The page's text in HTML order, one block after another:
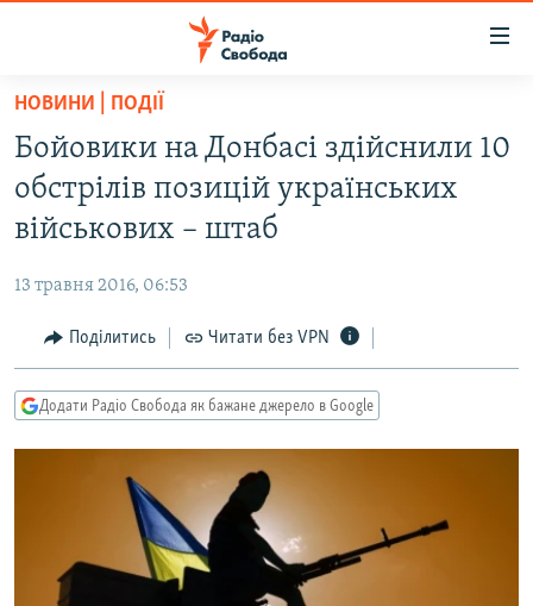
Перейти
основного
матеріалу
Перейти
до
основної
навігації
Перейти
до
пошуку
РАДІО СВОБОДА – 70 РОКІВ
ВСЕ ЗА ДОБУ
СТАТТІ
ЕКОНОМІКА
СУСПІЛЬСТВО
РОСІЙСЬКА «ФІЛЬТРАЦІЯ»
ДОНБАС.РЕАЛІЇ
ТИ ЯК?
КИТАЙ.ВИКЛИКИ
МУЛЬТИМЕДІА
ФОТО
НОВИНИ | ПОДІЇ
Бойовики на Донбасі здійснили 10
обстрілів позицій українських
військових – штаб
13 травня 2016, 06:53
Поділитись Читати без VPN
Додати Радіо Свобода як бажане джерело в Google